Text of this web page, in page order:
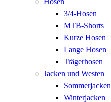
3/4-Hosen
MTB-Shorts
Kurze Hosen
Lange Hosen
Trägerhosen
Jacken und Westen
Sommerjacken
Winterjacken